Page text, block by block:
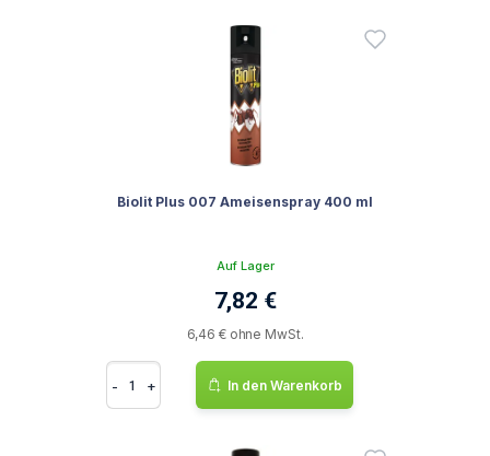
Biolit Plus 007 Ameisenspray 400 ml
Auf Lager
7,82 €
6,46 € ohne MwSt.
- + In den Warenkorb